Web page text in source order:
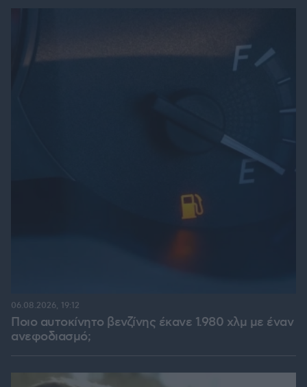
Ποιο αυτοκίνητο βενζίνης έκανε 1.980 χλμ με έναν
ανεφοδιασμό;
06.08.2026, 19:12